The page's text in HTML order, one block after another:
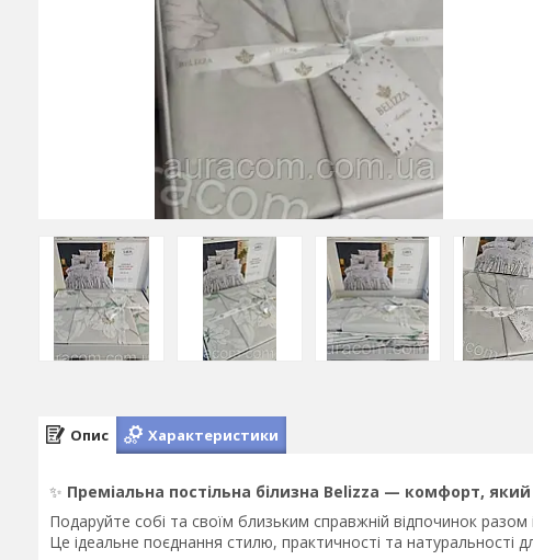
Опис Характеристики
✨ Преміальна постільна білизна Belizza — комфорт,
Подаруйте собі та своїм близьким справжній відпочинок
Це ідеальне поєднання стилю, практичності та натуральності